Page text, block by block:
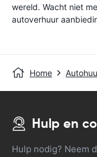
wereld. Wacht niet
autoverhuur
Home
Hulp en
Hulp nodig? Neem